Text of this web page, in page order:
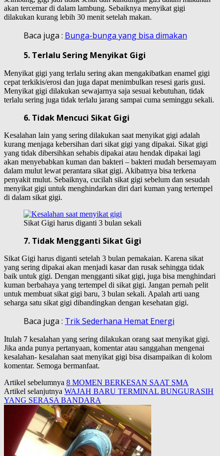
akan tercemar di dalam lambung. Sebaiknya menyikat gigi
dilakukan kurang lebih 30 menit setelah makan.
Baca juga : Bunga-bunga yang bisa dimakan
5. Terlalu Sering Menyikat Gigi
Menyikat gigi yang terlalu sering akan mengakibatkan enamel gigi
cepat terkikis/erosi dan juga dapat menimbulkan resesi garis gusi.
Menyikat gigi dilakukan sewajarnya saja sesuai kebutuhan, tidak
terlalu sering juga tidak terlalu jarang sampai cuma seminggu sekali.
6. Tidak Mencuci Sikat Gigi
Kesalahan lain yang sering dilakukan saat menyikat gigi adalah
kurang menjaga kebersihan dari sikat gigi yang dipakai. Sikat gigi
yang tidak dibersihkan sehabis dipakai atau hendak dipakai lagi
akan menyebabkan kuman dan bakteri – bakteri mudah bersemayam
dalam mulut lewat perantara sikat gigi. Akibatnya bisa terkena
penyakit mulut. Sebaiknya, cucilah sikat gigi sebelum dan sesudah
menyikat gigi untuk menghindarkan diri dari kuman yang tertempel
di dalam sikat gigi.
Sikat Gigi harus diganti 3 bulan sekali
7. Tidak Mengganti Sikat Gigi
Sikat Gigi harus diganti setelah 3 bulan pemakaian. Karena sikat
yang sering dipakai akan menjadi kasar dan rusak sehingga tidak
baik untuk gigi. Dengan mengganti sikat gigi, juga bisa menghindari
kuman berbahaya yang tertempel di sikat gigi. Jangan pernah pelit
untuk membuat sikat gigi baru, 3 bulan sekali. Apalah arti uang
seharga satu sikat gigi dibandingkan dengan kesehatan gigi.
Baca juga : Trik Sederhana Hemat Energi
Itulah 7 kesalahan yang sering dilakukan orang saat menyikat gigi.
Jika anda punya pertanyaan, komentar atau sanggahan mengenai
kesalahan- kesalahan saat menyikat gigi bisa disampaikan di kolom
komentar. Semoga bermanfaat.
Artikel sebelumnya 8 MOMEN BERKESAN SAAT SMA
Artikel selanjutnya WAJAH BARU TERMINAL BUNGURASIH
YANG SERASA BANDARA